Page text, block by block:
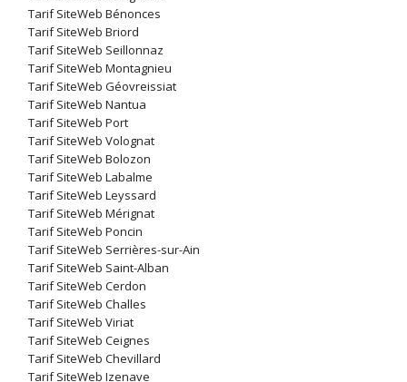
Tarif SiteWeb Bénonces
Tarif SiteWeb Briord
Tarif SiteWeb Seillonnaz
Tarif SiteWeb Montagnieu
Tarif SiteWeb Géovreissiat
Tarif SiteWeb Nantua
Tarif SiteWeb Port
Tarif SiteWeb Volognat
Tarif SiteWeb Bolozon
Tarif SiteWeb Labalme
Tarif SiteWeb Leyssard
Tarif SiteWeb Mérignat
Tarif SiteWeb Poncin
Tarif SiteWeb Serrières-sur-Ain
Tarif SiteWeb Saint-Alban
Tarif SiteWeb Cerdon
Tarif SiteWeb Challes
Tarif SiteWeb Viriat
Tarif SiteWeb Ceignes
Tarif SiteWeb Chevillard
Tarif SiteWeb Izenave